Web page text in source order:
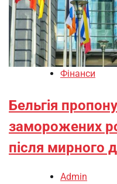
Фінанси
Бельгія
заморожених
після мирного
Admin